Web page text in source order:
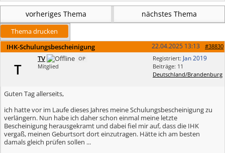
vorheriges Thema nächstes Thema
Thema drucken
IHK-Schulungsbescheinigung
#38830
22.04.2025 13:13
Registriert: Jan 2019
Beiträge: 11
Deutschland/Brandenburg
T
TV OP
Mitglied
Guten Tag allerseits,
ich hatte vor im Laufe dieses Jahres meine Schulungsbescheinigung zu
verlängern. Nun habe ich daher schon einmal meine letzte
Bescheinigung herausgekramt und dabei fiel mir auf, dass die IHK
vergaß, meinen Geburtsort dort einzutragen. Hätte ich am besten
damals gleich prüfen sollen ...